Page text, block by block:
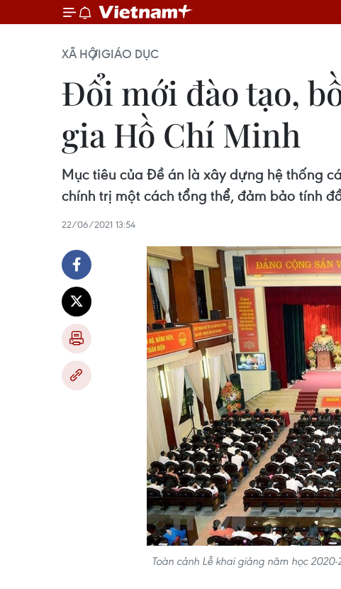
XÃ HỘIGIÁO DỤC
Đổi mới đào tạo,
gia Hồ Chí Minh
Mục tiêu của Đề án là xây dựng hệ thống
chính trị một cách tổng thể, đảm bảo tính
22/06/2021 13:54
Toàn cảnh Lễ khai giảng năm học